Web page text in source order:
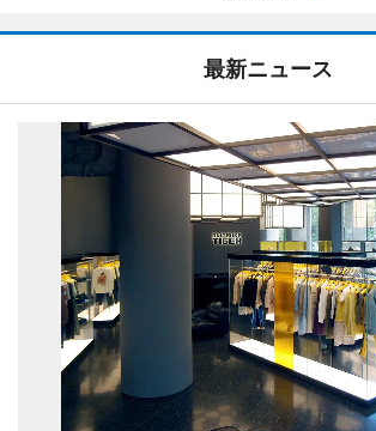
最新ニュース